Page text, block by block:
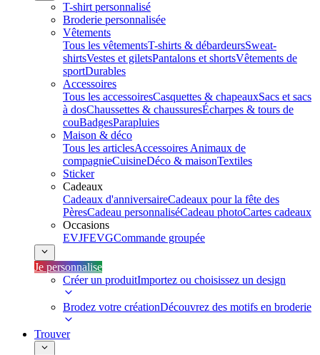
T-shirt personnalisé
Broderie personnalisée
Vêtements
Tous les vêtementsT-shirts & débardeursSweat-
shirtsVestes et giletsPantalons et shortsVêtements de
sportDurables
Accessoires
Tous les accessoiresCasquettes & chapeauxSacs et sacs
à dosChaussettes & chaussuresÉcharpes & tours de
couBadgesParapluies
Maison & déco
Tous les articlesAccessoires Animaux de
compagnieCuisineDéco & maisonTextiles
Sticker
Cadeaux
Cadeaux d'anniversaireCadeaux pour la fête des
PèresCadeau personnaliséCadeau photoCartes cadeaux
Occasions
EVJFEVGCommande groupée
Je personnalise
Créer un produitImportez ou choisissez un design
Brodez votre créationDécouvrez des motifs en broderie
Trouver